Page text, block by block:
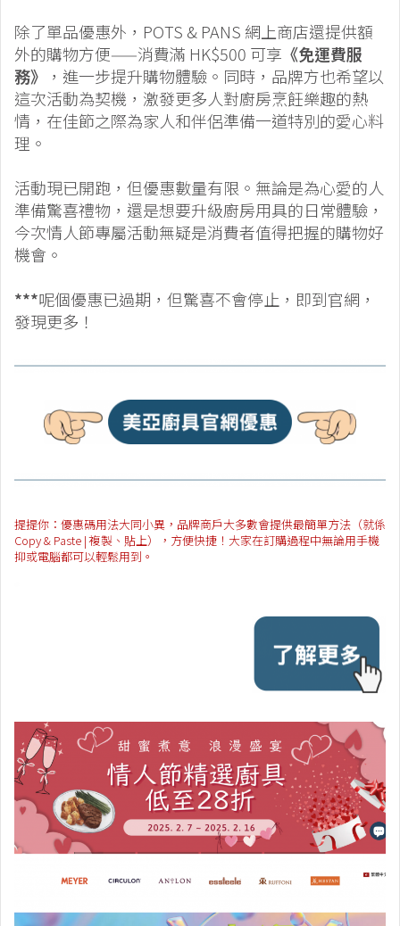
除了單品優惠外，POTS & PANS 網上商店還提供額
外的購物方便——消費滿 HK$500 可享 《免運費服
務》
，進一步提升購物體驗。同時，品牌方也希望以
這次活動為契機，激發更多人對廚房烹飪樂趣的熱
情，在佳節之際為家人和伴侶準備一道特別的愛心料
理。
活動現已開跑，但優惠數量有限。無論是為心愛的人
準備驚喜禮物，還是想要升級廚房用具的日常體驗，
今次情人節專屬活動無疑是消費者值得把握的購物好
機會。
***呢個優惠已過期，但驚喜不會停止，即到官網，
發現更多！
提提你：優惠碼用法大同小異，品牌商戶大多數會提供最簡單方法（就係
Copy & Paste | 複製、貼上），方便快捷！大家在訂購過程中無論用手機
抑或電腦都可以輕鬆用到。